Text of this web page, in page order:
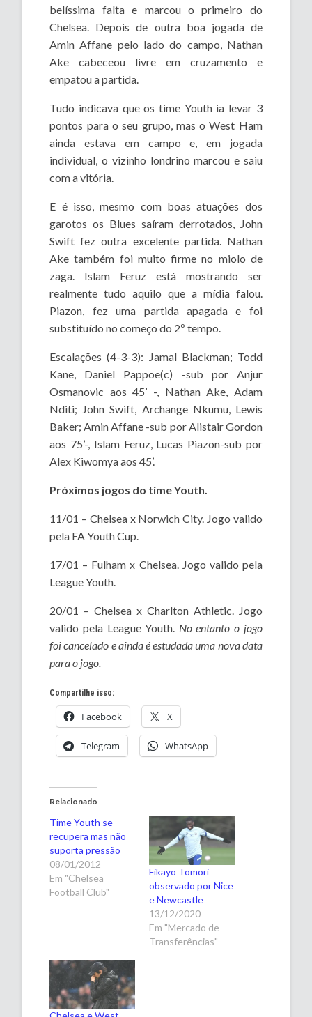
belíssima falta e marcou o primeiro do
Chelsea. Depois de outra boa jogada de
Amin Affane pelo lado do campo, Nathan
Ake cabeceou livre em cruzamento e
empatou a partida.
Tudo indicava que os time Youth ia levar 3
pontos para o seu grupo, mas o West Ham
ainda estava em campo e, em jogada
individual, o vizinho londrino marcou e saiu
com a vitória.
E é isso, mesmo com boas atuações dos
garotos os Blues saíram derrotados, John
Swift fez outra excelente partida. Nathan
Ake também foi muito firme no miolo de
zaga. Islam Feruz está mostrando ser
realmente tudo aquilo que a mídia falou.
Piazon, fez uma partida apagada e foi
substituído no começo do 2º tempo.
Escalações (4-3-3): Jamal Blackman; Todd
Kane, Daniel Pappoe(c) -sub por Anjur
Osmanovic aos 45’ -, Nathan Ake, Adam
Nditi; John Swift, Archange Nkumu, Lewis
Baker; Amin Affane -sub por Alistair Gordon
aos 75’-, Islam Feruz, Lucas Piazon-sub por
Alex Kiwomya aos 45’.
Próximos jogos do time Youth.
11/01 – Chelsea x Norwich City. Jogo valido
pela FA Youth Cup.
17/01 – Fulham x Chelsea. Jogo valido pela
League Youth.
20/01 – Chelsea x Charlton Athletic. Jogo
valido pela League Youth. No entanto o jogo
foi cancelado e ainda é estudada uma nova data
para o jogo.
Compartilhe isso:
Facebook X
Telegram WhatsApp
Relacionado
Time Youth se
recupera mas não
suporta pressão
08/01/2012
Em "Chelsea
Football Club"
Fikayo Tomori
observado por Nice
e Newcastle
13/12/2020
Em "Mercado de
Transferências"